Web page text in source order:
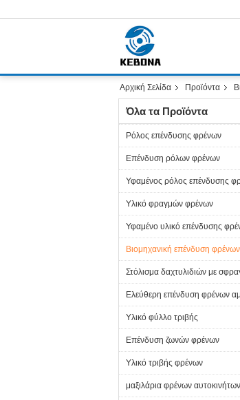
Αρχική Σελίδα Προϊόντα
Όλα τα Προϊόντα
Ρόλος επένδυσης φρένων
Επένδυση ρόλων φρένων
Υφαμένος ρόλος επένδυσης
Υλικό φραγμών φρένων
Υφαμένο υλικό επένδυσης
Βιομηχανική επένδυση φρένων
Στόλισμα δαχτυλιδιών με
Ελεύθερη επένδυση φρένων
Υλικό φύλλο τριβής
Επένδυση ζωνών φρένων
Υλικό τριβής φρένων
μαξιλάρια φρένων αυτοκινήτων